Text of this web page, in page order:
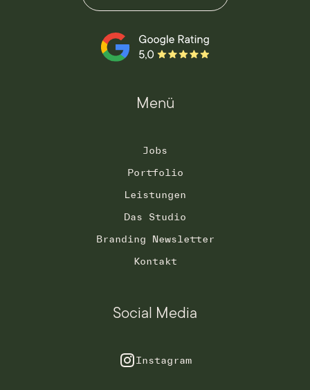
Menü
Jobs
Portfolio
Leistungen
Das Studio
Branding Newsletter
Kontakt
Social Media
Instagram